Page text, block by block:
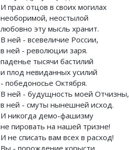
И прах отцов в своих могилах
необоримой, неостылой
любовно эту мысль хранит.
В ней - всевеличие России,
в ней - революции заря.
паденье тысячи бастилий
и плод невиданных усилий
- победоносье Октября.
В ней - будущность моей Отчизны,
в ней - смуты нынешней исход.
И никогда демо-фашизму
не пировать на нашей тризне!
И не списать вам всех в расход!
Вы - порождение корысти,